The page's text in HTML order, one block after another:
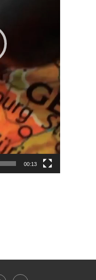
00:13